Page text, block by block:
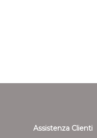
Assistenza Clienti